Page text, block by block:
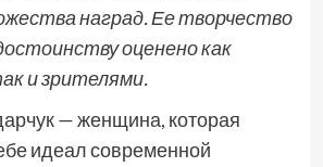
наград. Ее творчество
оценено как
и зрителями.
— женщина, которая
идеал современной